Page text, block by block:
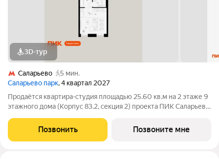
3D-тур
Саларьево
5 мин.
Саларьево парк, 4 квартал 2027
Продаётся квартира-студия площадью 25.60 кв.м на 2 этаже 9
этажного дома (Корпус 83.2, секция 2) проекта ПИК Саларьево
функциональная планировка, большие окна, с отделкой. Жилой
район «Саларьево парк»
Позвонить Позвоните мне